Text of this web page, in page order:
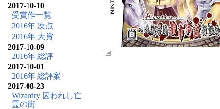
2017-10-10
受賞作一覧
2016年 次点
2016年 大賞
2017-10-09
2016年 総評
2017-10-01
2016年 総評案
2017-08-23
Wizardry 囚われし亡
霊の街